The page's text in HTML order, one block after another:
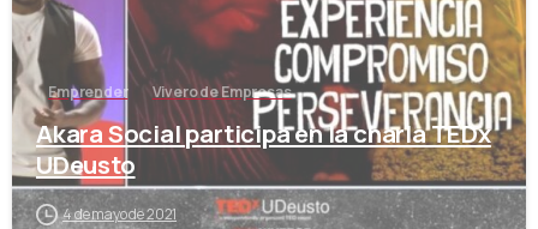
Emprender Vivero de Empresas
Akara Social participa en la charla TEDx
UDeusto
4 de mayo de 2021